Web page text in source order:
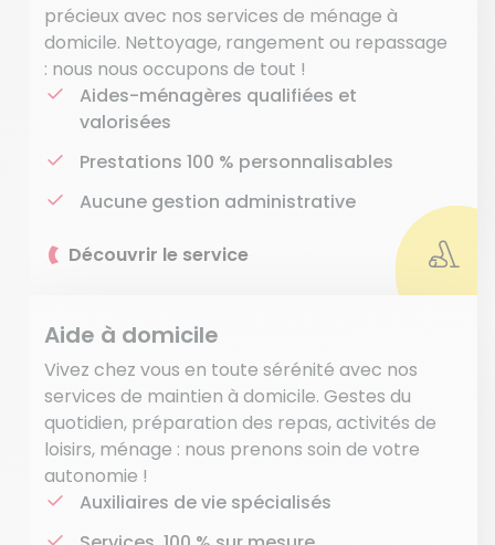
précieux avec nos services de ménage à
domicile. Nettoyage, rangement ou repassage
: nous nous occupons de tout !
Aides-ménagères qualifiées et
valorisées
Prestations 100 % personnalisables
Aucune gestion administrative
Découvrir le service
Aide à domicile
Vivez chez vous en toute sérénité avec nos
services de maintien à domicile. Gestes du
quotidien, préparation des repas, activités de
loisirs, ménage : nous prenons soin de votre
autonomie !
Auxiliaires de vie spécialisés